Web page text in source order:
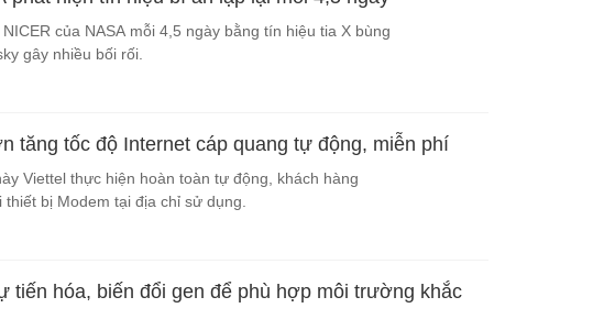
của NASA mỗi 4,5 ngày bằng tín hiệu tia X bùng
gây nhiều bối rối.
tăng tốc độ Internet cáp quang tự động, miễn phí
Viettel thực hiện hoàn toàn tự động, khách hàng
bị Modem tại địa chỉ sử dụng.
tiến hóa, biến đổi gen để phù hợp môi trường khắc